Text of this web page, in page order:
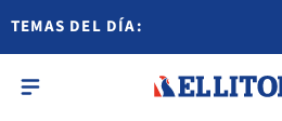
TEMAS DEL DÍA: